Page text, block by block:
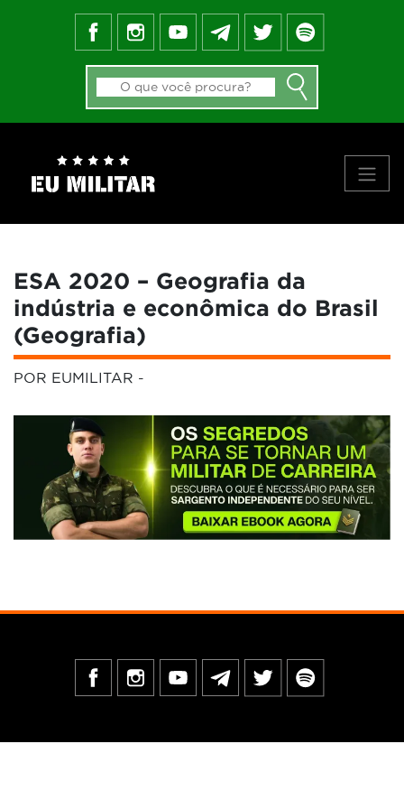
FEED DO BLOG
GALERIA DE APROVADOS
NOTÍCIAS
MATERIAIS
PRINCIPAIS VÍDEOS
SOBRE NÓS
ESA 2020 – Geografia da
indústria e econômica do Brasil
(Geografia)
POR EUMILITAR -